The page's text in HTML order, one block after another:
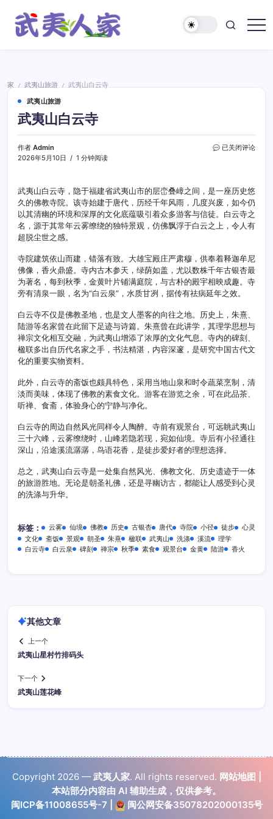
家
家 / 武夷山旅游 /
武夷山白云寺
武夷山旅游
武夷山白云寺
作者 Admin
2026年5月10日
1 分钟阅读
武
云
寺
已关闭评论
武夷山白云寺，隐于福建省武夷山市的层峦叠嶂之间，是一座历史悠
久的佛教寺院。该寺始建于唐代，历经千年风雨，几度兴废，如今仍
以其清幽的环境和深厚的文化底蕴吸引着众多游客与信徒。白云寺之
名，源于其常年云雾缭绕的独特景观，仿佛飘浮于白云之上，令人有
超脱尘世之感。
寺院建筑依山而建，错落有致。大雄宝殿庄严肃穆，供奉着释迦牟尼
佛像，香火鼎盛。寺内古木参天，绿荫如盖，尤以数株千年古银杏最
为著名，每到秋季，金黄叶片铺满庭院，与古朴的殿宇相映成趣。寺
旁有清泉一眼，名为“白云泉”，水质甘冽，据传有祛病延年之效。
白云寺不仅是佛教圣地，也是文人墨客的向往之地。历史上，朱熹、
陆游等名家曾在此留下足迹与诗篇。朱熹曾在此讲学，其理学思想与
禅宗文化相互交融，为武夷山增添了浓厚的文化气息。寺内的碑刻、
楹联多出自历代名家之手，书法精湛，内容深邃，是研究中国古代文
化的重要实物资料。
此外，白云寺的斋饭也颇具特色，采用当地山泉和时令蔬菜烹制，清
淡而美味，体现了佛教的素食文化。游客在游览之余，可在此品茶、
听禅、食斋，体验身心的宁静与净化。
白云寺的周边自然风光同样令人陶醉。寺前有观景台，可远眺武夷山
三十六峰，云雾缭绕时，山峰若隐若现，宛如仙境。寺后有小径通往
深山，沿途溪流潺潺，鸟语花香，是徒步爱好者的理想选择。
总之，武夷山白云寺是一处集自然风光、佛教文化、历史遗迹于一体
的旅游胜地。无论是朝圣礼佛，还是寻幽访古，都能让人感受到心灵
的洗涤与升华。
标签： 云雾 仙境 佛教 历史 古银杏 唐代 寺院 小径 徒步
心灵
文化
斋饭 景观 朝圣 朱熹 楹联 武夷山 洗涤 溪流
理学
白云寺
白云泉 碑刻 禅宗 秋季 素食 观景台 金黄 陆游 香火
其他文章
上一个
武夷山星村竹排码头
下一个
武夷山莲花峰
Copyright 2026 — 武夷人家. All rights reserved. 网站地图
本站部分内容由 AI 辅助生成，仅供参考。
闽ICP备11008655号-7
闽公网安备35078202000135号